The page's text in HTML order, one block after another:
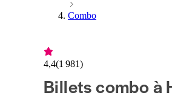
Combo
4,4(1 981)
Billets combo à